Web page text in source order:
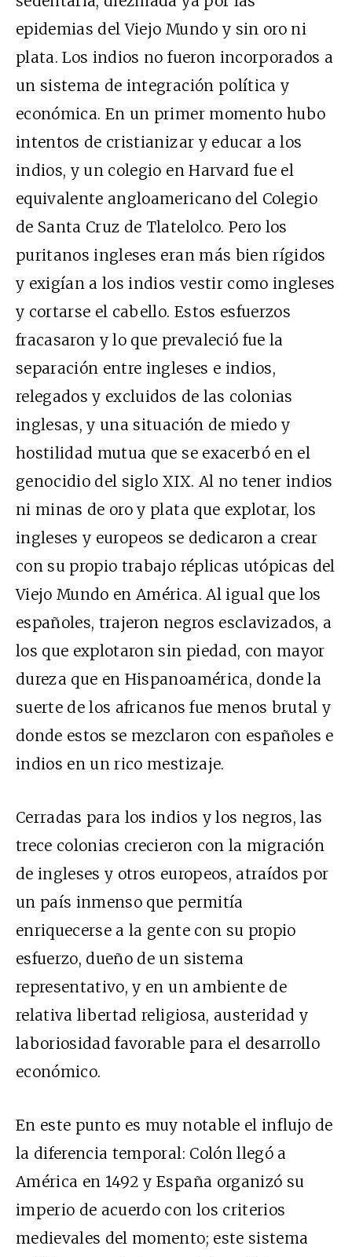
epidemias del Viejo Mundo y sin oro ni
plata. Los indios no fueron incorporados a
un sistema de integración política y
económica. En un primer momento hubo
intentos de cristianizar y educar a los
indios, y un colegio en Harvard fue el
equivalente angloamericano del Colegio
de Santa Cruz de Tlatelolco. Pero los
puritanos ingleses eran más bien rígidos
y exigían a los indios vestir como ingleses
y cortarse el cabello. Estos esfuerzos
fracasaron y lo que prevaleció fue la
separación entre ingleses e indios,
relegados y excluidos de las colonias
inglesas, y una situación de miedo y
hostilidad mutua que se exacerbó en el
genocidio del siglo XIX. Al no tener indios
ni minas de oro y plata que explotar, los
ingleses y europeos se dedicaron a crear
con su propio trabajo réplicas utópicas del
Viejo Mundo en América. Al igual que los
españoles, trajeron negros esclavizados, a
los que explotaron sin piedad, con mayor
dureza que en Hispanoamérica, donde la
suerte de los africanos fue menos brutal y
donde estos se mezclaron con españoles e
indios en un rico mestizaje.
Cerradas para los indios y los negros, las
trece colonias crecieron con la migración
de ingleses y otros europeos, atraídos por
un país inmenso que permitía
enriquecerse a la gente con su propio
esfuerzo, dueño de un sistema
representativo, y en un ambiente de
relativa libertad religiosa, austeridad y
laboriosidad favorable para el desarrollo
económico.
En este punto es muy notable el influjo de
la diferencia temporal: Colón llegó a
América en 1492 y España organizó su
imperio de acuerdo con los criterios
medievales del momento; este sistema